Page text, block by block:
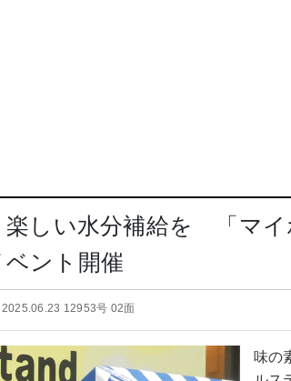
楽しい水分補給を 「マ
ント開催
2025.06.23 12953号 02面
味の